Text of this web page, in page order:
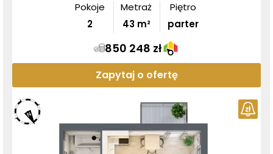
Pokoje
2
Metraż
43m²
Piętro
parter
850 248 zł
Zapytaj o ofertę